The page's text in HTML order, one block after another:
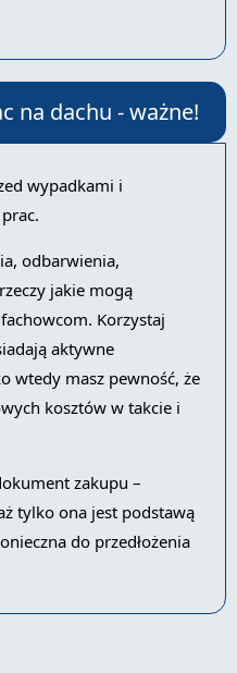
na dachu - ważne!
wypadkami i
odbarwienia,
jakie mogą
Korzystaj
aktywne
wtedy masz pewność, że
kosztów w takcie i
zakupu –
tylko ona jest podstawą
do przedłożenia